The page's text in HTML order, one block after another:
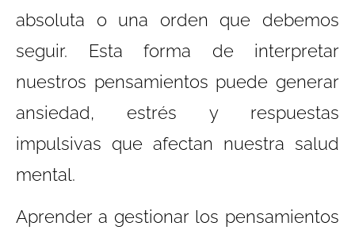
absoluta o una orden que debemos
seguir. Esta forma de interpretar
nuestros pensamientos puede generar
ansiedad, estrés y respuestas
impulsivas que afectan nuestra salud
mental.
Aprender a gestionar los pensamientos